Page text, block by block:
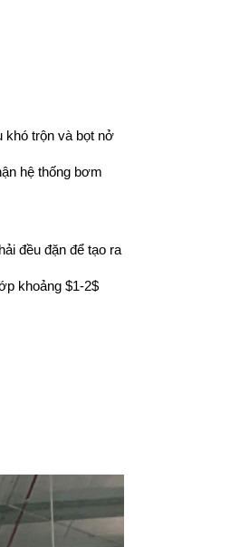
khó trộn và bọt nở
hệ thống bơm
đều đặn để tạo ra
khoảng $1-2$